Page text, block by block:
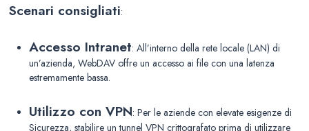
Scenari consigliati:
Accesso Intranet: All’interno della rete locale (LAN) di
un’azienda, WebDAV offre un accesso ai file con una latenza
estremamente bassa.
Utilizzo con VPN: Per le aziende con elevate esigenze di
Sicurezza, stabilire un tunnel VPN crittografato prima di utilizzare